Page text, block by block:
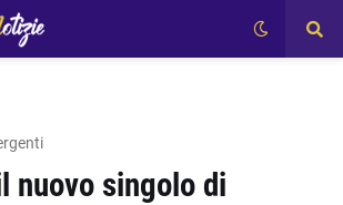
nuovo singolo di